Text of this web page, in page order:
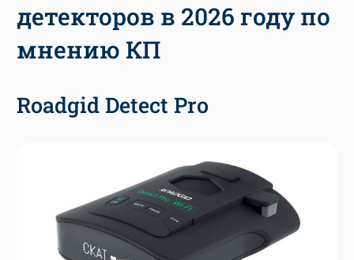
детекторов в 2026 году по
мнению КП
Roadgid Detect Pro